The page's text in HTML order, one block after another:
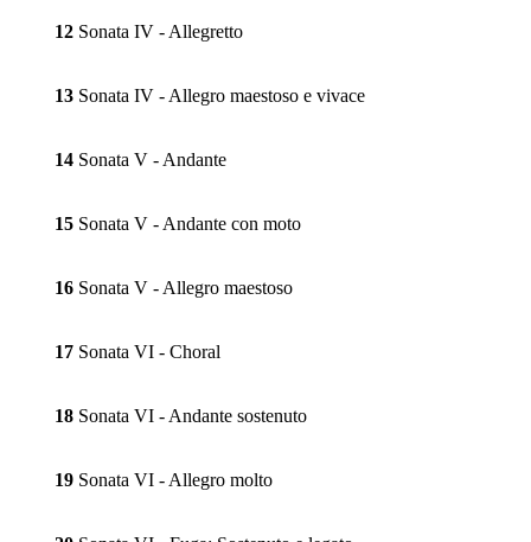
12 Sonata IV - Allegretto
13 Sonata IV - Allegro maestoso e vivace
14 Sonata V - Andante
15 Sonata V - Andante con moto
16 Sonata V - Allegro maestoso
17 Sonata VI - Choral
18 Sonata VI - Andante sostenuto
19 Sonata VI - Allegro molto